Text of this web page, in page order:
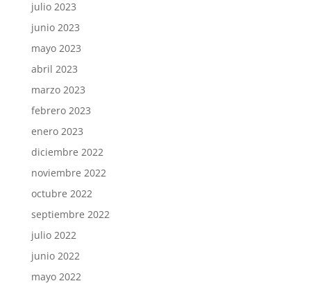
julio 2023
junio 2023
mayo 2023
abril 2023
marzo 2023
febrero 2023
enero 2023
diciembre 2022
noviembre 2022
octubre 2022
septiembre 2022
julio 2022
junio 2022
mayo 2022